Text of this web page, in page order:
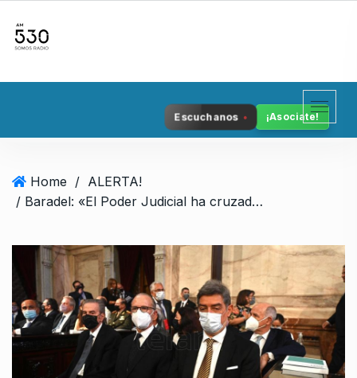
Escuchanos ¡Asociate!
Home / ALERTA!
/ Baradel: «El Poder Judicial ha cruzado la línea roja, hay que movilizar»